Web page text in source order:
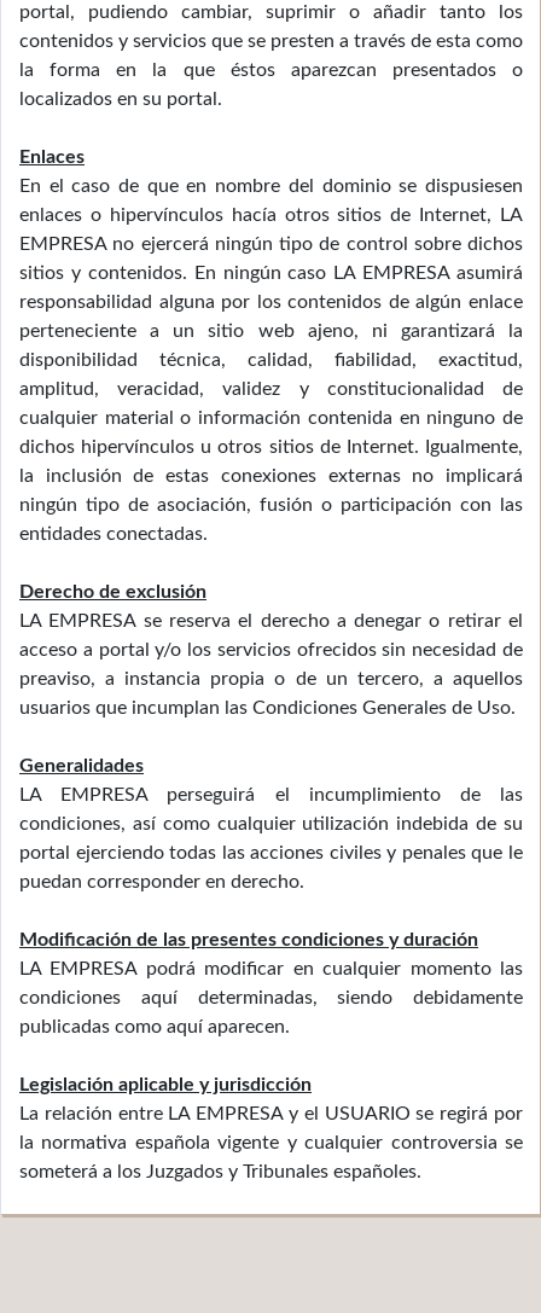
portal, pudiendo cambiar, suprimir o añadir tanto los
contenidos y servicios que se presten a través de esta como
la forma en la que éstos aparezcan presentados o
localizados en su portal.
Enlaces
En el caso de que en nombre del dominio se dispusiesen
enlaces o hipervínculos hacía otros sitios de Internet, LA
EMPRESA no ejercerá ningún tipo de control sobre dichos
sitios y contenidos. En ningún caso LA EMPRESA asumirá
responsabilidad alguna por los contenidos de algún enlace
perteneciente a un sitio web ajeno, ni garantizará la
disponibilidad técnica, calidad, fiabilidad, exactitud,
amplitud, veracidad, validez y constitucionalidad de
cualquier material o información contenida en ninguno de
dichos hipervínculos u otros sitios de Internet. Igualmente,
la inclusión de estas conexiones externas no implicará
ningún tipo de asociación, fusión o participación con las
entidades conectadas.
Derecho de exclusión
LA EMPRESA se reserva el derecho a denegar o retirar el
acceso a portal y/o los servicios ofrecidos sin necesidad de
preaviso, a instancia propia o de un tercero, a aquellos
usuarios que incumplan las Condiciones Generales de Uso.
Generalidades
LA EMPRESA perseguirá el incumplimiento de las
condiciones, así como cualquier utilización indebida de su
portal ejerciendo todas las acciones civiles y penales que le
puedan corresponder en derecho.
Modificación de las presentes condiciones y duración
LA EMPRESA podrá modificar en cualquier momento las
condiciones aquí determinadas, siendo debidamente
publicadas como aquí aparecen.
Legislación aplicable y jurisdicción
La relación entre LA EMPRESA y el USUARIO se regirá por
la normativa española vigente y cualquier controversia se
someterá a los Juzgados y Tribunales españoles.